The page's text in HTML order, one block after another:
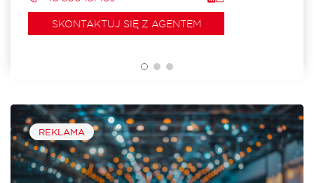
SKONTAKTUJ SIĘ Z AGENTEM
REKLAMA